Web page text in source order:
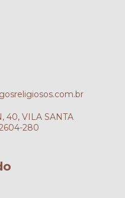
40, VILA SANTA
280